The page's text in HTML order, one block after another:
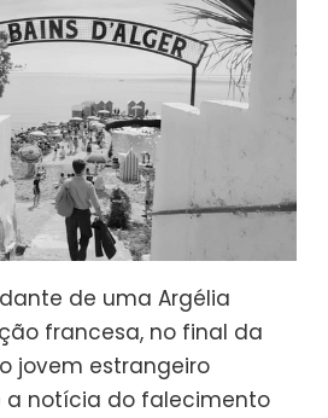
de uma Argélia
francesa, no final da
jovem estrangeiro
a notícia do falecimento